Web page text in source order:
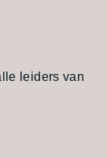
leiders van